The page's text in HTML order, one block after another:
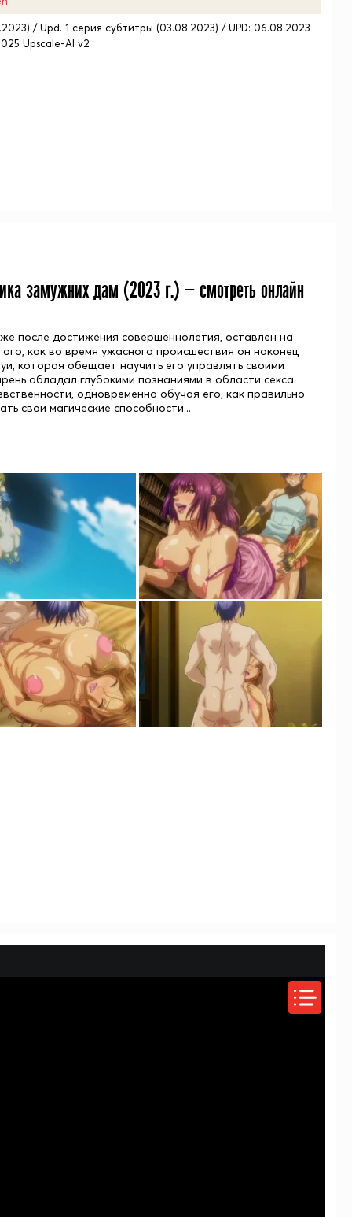
/ Upd. 1 серия субтитры (03.08.2023) / UPD: 06.08.2023
Upscale-AI v2
замужних дам (2023 г.) — смотреть онлайн
после достижения совершеннолетия, оставлен на
как во время ужасного происшествия он наконец
которая обещает научить его управлять своими
обладал глубокими познаниями в области секса.
одновременно обучая его, как правильно
свои магические способности...